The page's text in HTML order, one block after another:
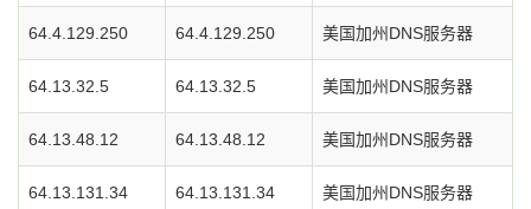
64.4.129.250 64.4.129.250 美国加州DNS服务器
64.13.32.5 64.13.32.5 美国加州DNS服务器
64.13.48.12 64.13.48.12 美国加州DNS服务器
64.13.131.34 64.13.131.34 美国加州DNS服务器